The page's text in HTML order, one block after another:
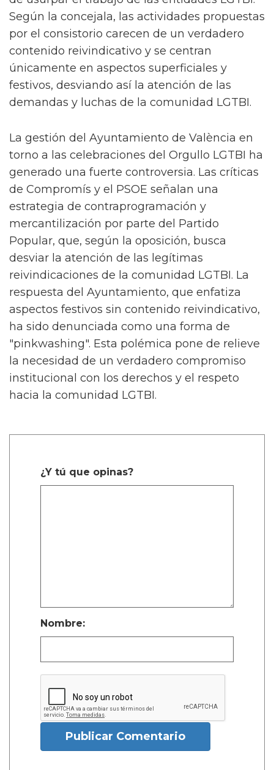
Según la concejala, las actividades propuestas
por el consistorio carecen de un verdadero
contenido reivindicativo y se centran
únicamente en aspectos superficiales y
festivos, desviando así la atención de las
demandas y luchas de la comunidad LGTBI.
La gestión del Ayuntamiento de València en
torno a las celebraciones del Orgullo LGTBI ha
generado una fuerte controversia. Las críticas
de Compromís y el PSOE señalan una
estrategia de contraprogramación y
mercantilización por parte del Partido
Popular, que, según la oposición, busca
desviar la atención de las legítimas
reivindicaciones de la comunidad LGTBI. La
respuesta del Ayuntamiento, que enfatiza
aspectos festivos sin contenido reivindicativo,
ha sido denunciada como una forma de
"pinkwashing". Esta polémica pone de relieve
la necesidad de un verdadero compromiso
institucional con los derechos y el respeto
hacia la comunidad LGTBI.
¿Y tú que opinas?
Nombre:
Publicar Comentario